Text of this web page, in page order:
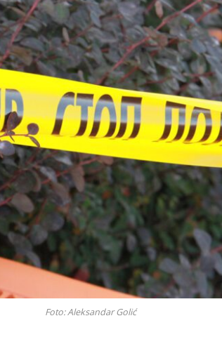
Foto: Aleksandar Golić